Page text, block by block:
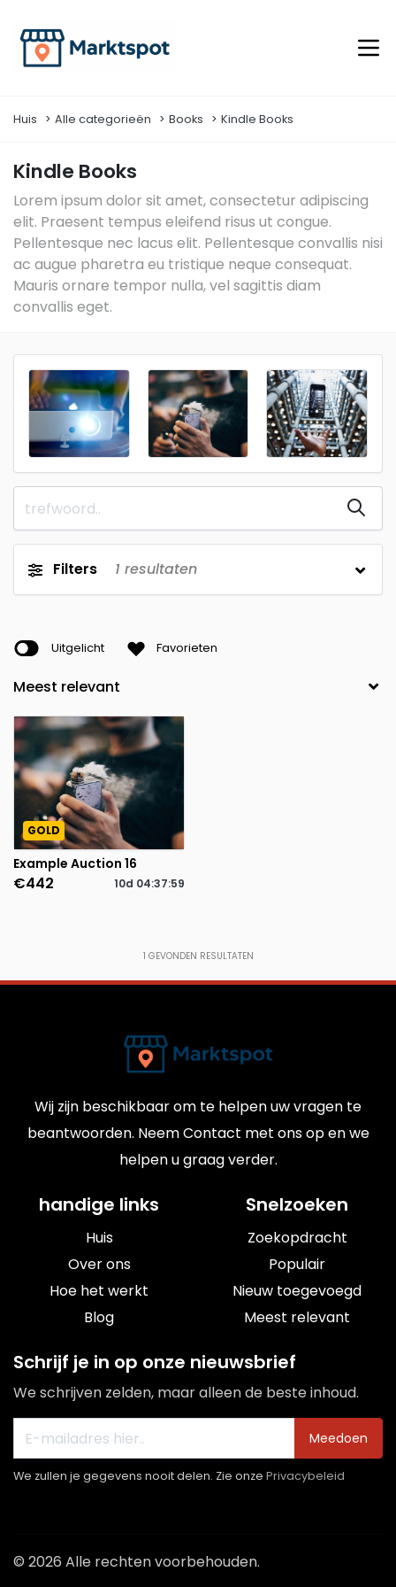
Huis Alle categorieën Books Kindle Books
Kindle Books
Lorem ipsum dolor sit amet, consectetur adipiscing
elit. Praesent tempus eleifend risus ut congue.
Pellentesque nec lacus elit. Pellentesque convallis nisi
ac augue pharetra eu tristique neque consequat.
Mauris ornare tempor nulla, vel sagittis diam
convallis eget.
Filters 1 resultaten
Uitgelicht Favorieten
GOLD
Example Auction 16
€442 10d 04:37:59
1 GEVONDEN RESULTATEN
Wij zijn beschikbaar om te helpen uw vragen te
beantwoorden. Neem Contact met ons op en we
helpen u graag verder.
handige links
Huis
Over ons
Hoe het werkt
Blog
Snelzoeken
Zoekopdracht
Populair
Nieuw toegevoegd
Meest relevant
Schrijf je in op onze nieuwsbrief
We schrijven zelden, maar alleen de beste inhoud.
Meedoen
We zullen je gegevens nooit delen. Zie onze Privacybeleid
© 2026 Alle rechten voorbehouden.